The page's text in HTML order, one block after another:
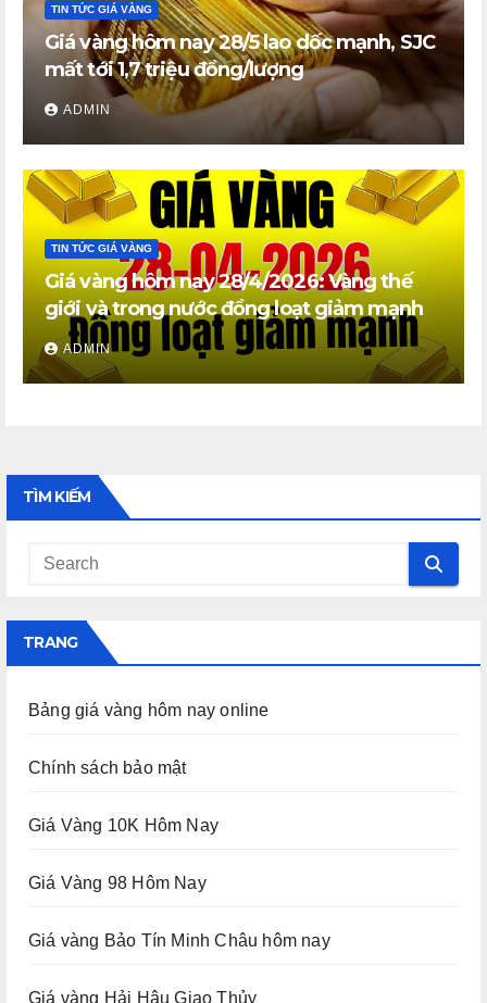
TIN TỨC GIÁ VÀNG
Giá vàng hôm nay 28/5 lao dốc mạnh, SJC
mất tới 1,7 triệu đồng/lượng
ADMIN
TIN TỨC GIÁ VÀNG
Giá vàng hôm nay 28/4/2026: Vàng thế
giới và trong nước đồng loạt giảm mạnh
ADMIN
TÌM KIẾM
TRANG
Bảng giá vàng hôm nay online
Chính sách bảo mật
Giá Vàng 10K Hôm Nay
Giá Vàng 98 Hôm Nay
Giá vàng Bảo Tín Minh Châu hôm nay
Giá vàng Hải Hậu Giao Thủy